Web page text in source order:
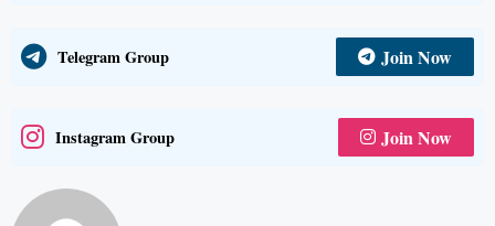
Telegram Group Join Now
Instagram Group Join Now